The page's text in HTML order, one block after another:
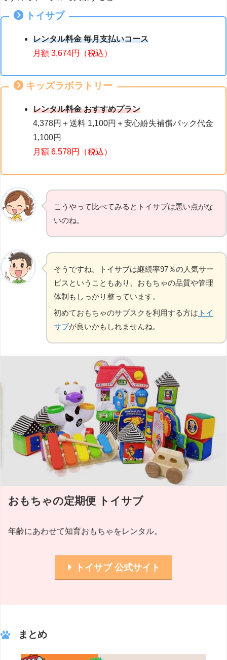
トイサブ
レンタル料金毎月支払いコース
月額 3,674円（税込）
キッズラボラトリー
レンタル料金 おすすめプラン
4,378円＋送料 1,100円＋安心紛失補償パック代金
1,100円
月額 6,578円（税込）
こうやって比べてみるとトイサブは悪い点がな
いのね。
そうですね。トイサブは継続率97％の人気サー
ビスということもあり、おもちゃの品質や管理
体制もしっかり整っています。
初めておもちゃのサブスクを利用する方は トイ
サブが良いかもしれませんね。
おもちゃの定期便 トイサブ
年齢にあわせて知育おもちゃをレンタル。
トイサブ 公式サイト
まとめ